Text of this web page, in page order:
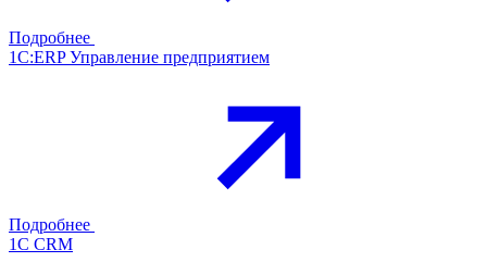
Подробнее
1С:ERP Управление предприятием
Подробнее
1С CRM